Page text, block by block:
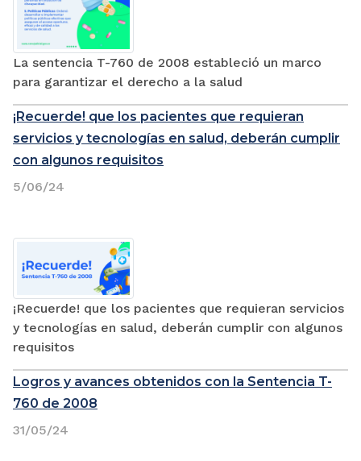
La sentencia T-760 de 2008 estableció un marco
para garantizar el derecho a la salud
¡Recuerde! que los pacientes que requieran
servicios y tecnologías en salud, deberán cumplir
con algunos requisitos
¡Recuerde! que los pacientes que requieran servicios
y tecnologías en salud, deberán cumplir con algunos
requisitos
5/06/24
Logros y avances obtenidos con la Sentencia T-
760 de 2008
31/05/24